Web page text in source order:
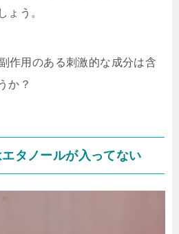
ょう。
作用のある刺激的な成分は含
か？
タノールが入ってない